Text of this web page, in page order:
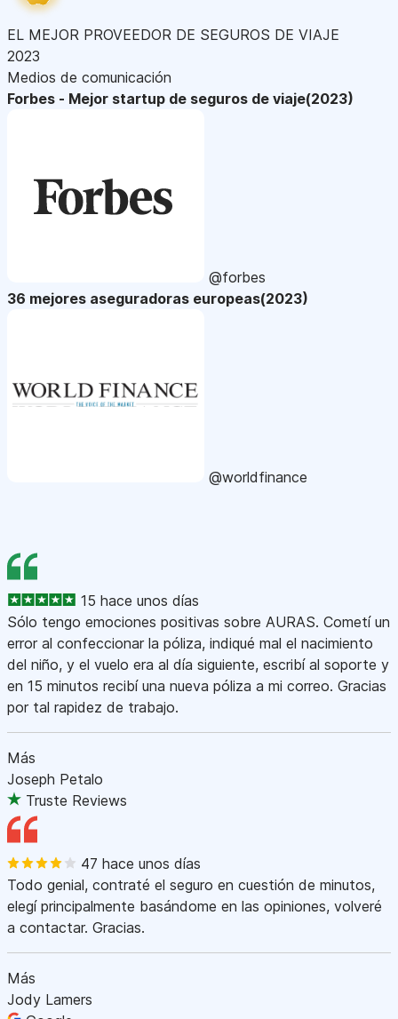
EL MEJOR PROVEEDOR DE SEGUROS DE VIAJE
2023
Medios de comunicación
Forbes - Mejor startup de seguros de viaje(2023)
@forbes
36 mejores aseguradoras europeas(2023)
@worldfinance
15 hace unos días
Sólo tengo emociones positivas sobre AURAS. Cometí un
error al confeccionar la póliza, indiqué mal el nacimiento
del niño, y el vuelo era al día siguiente, escribí al soporte y
en 15 minutos recibí una nueva póliza a mi correo. Gracias
por tal rapidez de trabajo.
Más
Joseph Petalo
Truste Reviews
47 hace unos días
Todo genial, contraté el seguro en cuestión de minutos,
elegí principalmente basándome en las opiniones, volveré
a contactar. Gracias.
Más
Jody Lamers